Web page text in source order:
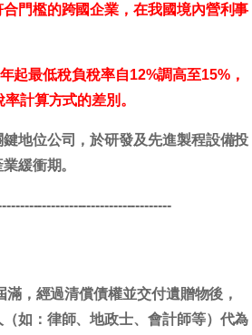
門檻的跨國企業，在我國境內營利事
起最低稅負稅率自12%調高至15%，
計算方式的差別。
地位公司，於研發及先進製程設備投
緩衝期。
，經過清償債權並交付遺贈物後，
如：律師、地政士、會計師等）代為